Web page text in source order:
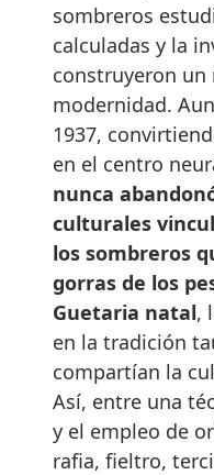
sombreros
calculadas y la
construyeron un
modernidad.
1937,
en el centro
nunca
culturales
los sombreros
gorras de los
Guetaria natal,
en la tradición
compartían la
Así, entre una
y el empleo de
rafia, fieltro,